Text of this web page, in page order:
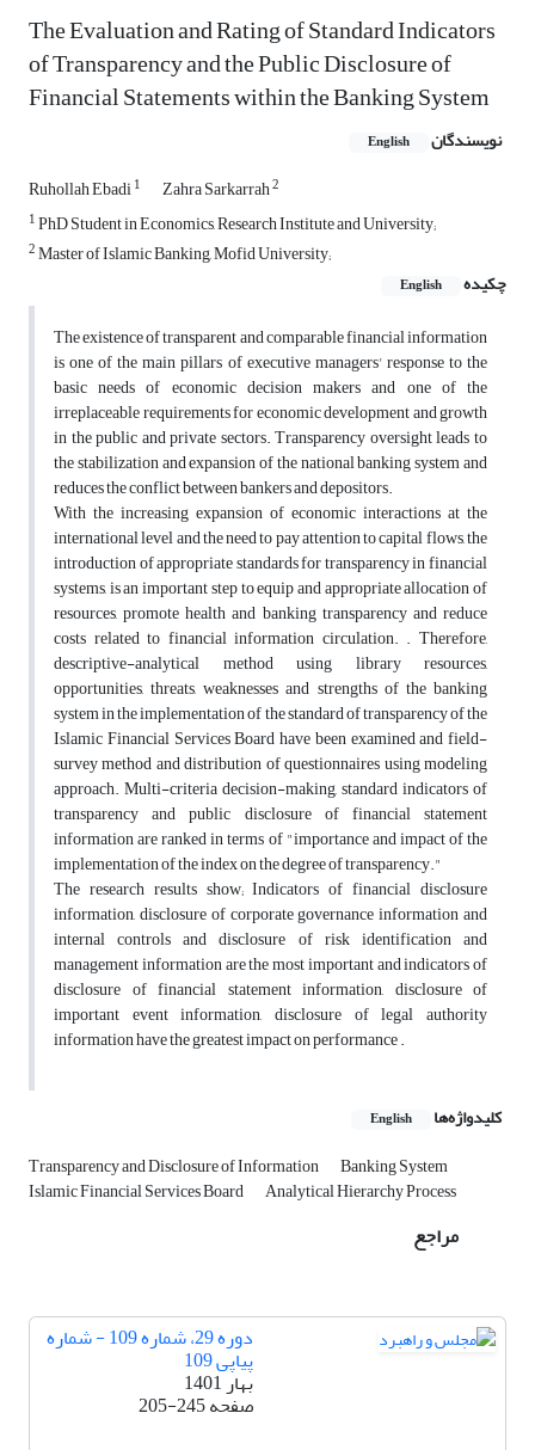
The Evaluation and Rating of Standard Indicators
of Transparency and the Public Disclosure of
Financial Statements within the Banking System
نویسندگان English
Ruhollah Ebadi1 Zahra Sarkarrah2
1PhD Student in Economics, Research Institute and University;
2Master of Islamic Banking, Mofid University;
چکیده
English
The existence of transparent and comparable financial information
is one of the main pillars of executive managers' response to the
basic needs of economic decision makers and one of the
irreplaceable requirements for economic development and growth
in the public and private sectors. Transparency oversight leads to
the stabilization and expansion of the national banking system and
reduces the conflict between bankers and depositors.
With the increasing expansion of economic interactions at the
international level and the need to pay attention to capital flows, the
introduction of appropriate standards for transparency in financial
systems, is an important step to equip and appropriate allocation of
resources, promote health and banking transparency and reduce
costs related to financial information circulation. . Therefore,
descriptive-analytical method using library resources,
opportunities, threats, weaknesses and strengths of the banking
system in the implementation of the standard of transparency of the
Islamic Financial Services Board have been examined and field-
survey method and distribution of questionnaires using modeling
approach. Multi-criteria decision-making, standard indicators of
transparency and public disclosure of financial statement
information are ranked in terms of "importance and impact of the
implementation of the index on the degree of transparency."
The research results show; Indicators of financial disclosure
information, disclosure of corporate governance information and
internal controls and disclosure of risk identification and
management information are the most important and indicators of
disclosure of financial statement information, disclosure of
important event information, disclosure of legal authority
information have the greatest impact on performance .
کلیدواژه‌ها English
Transparency and Disclosure of Information Banking System
Islamic Financial Services Board Analytical Hierarchy Process
مراجع
دوره 29، شماره 109 - شماره
پیاپی 109
بهار 1401
صفحه205-245